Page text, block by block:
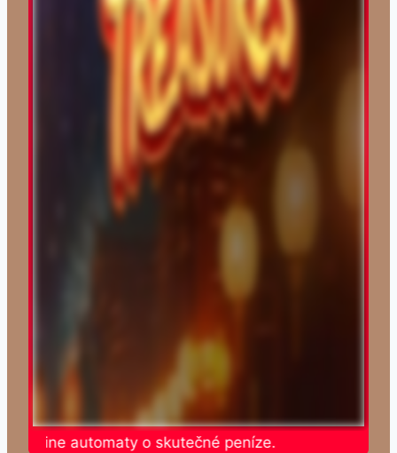
online automaty o skutečné peníze.